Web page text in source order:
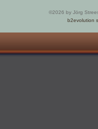
©2026 by Jörg
b2evolution